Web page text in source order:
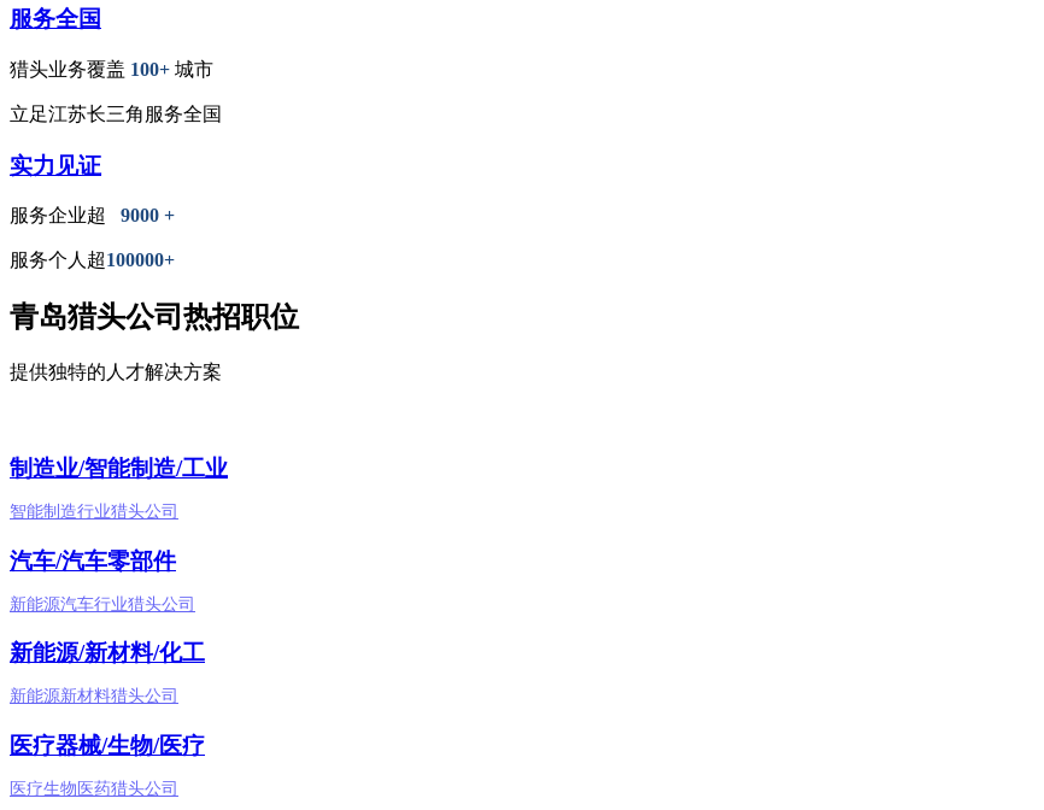
服务全国
猎头业务覆盖 100+ 城市
立足江苏长三角服务全国
实力见证
服务企业超 9000 +
服务个人超100000+
青岛猎头公司热招职位
提供独特的人才解决方案
制造业/智能制造/工业
智能制造行业猎头公司
汽车/汽车零部件
新能源汽车行业猎头公司
新能源/新材料/化工
新能源新材料猎头公司
医疗器械/生物/医疗
医疗生物医药猎头公司